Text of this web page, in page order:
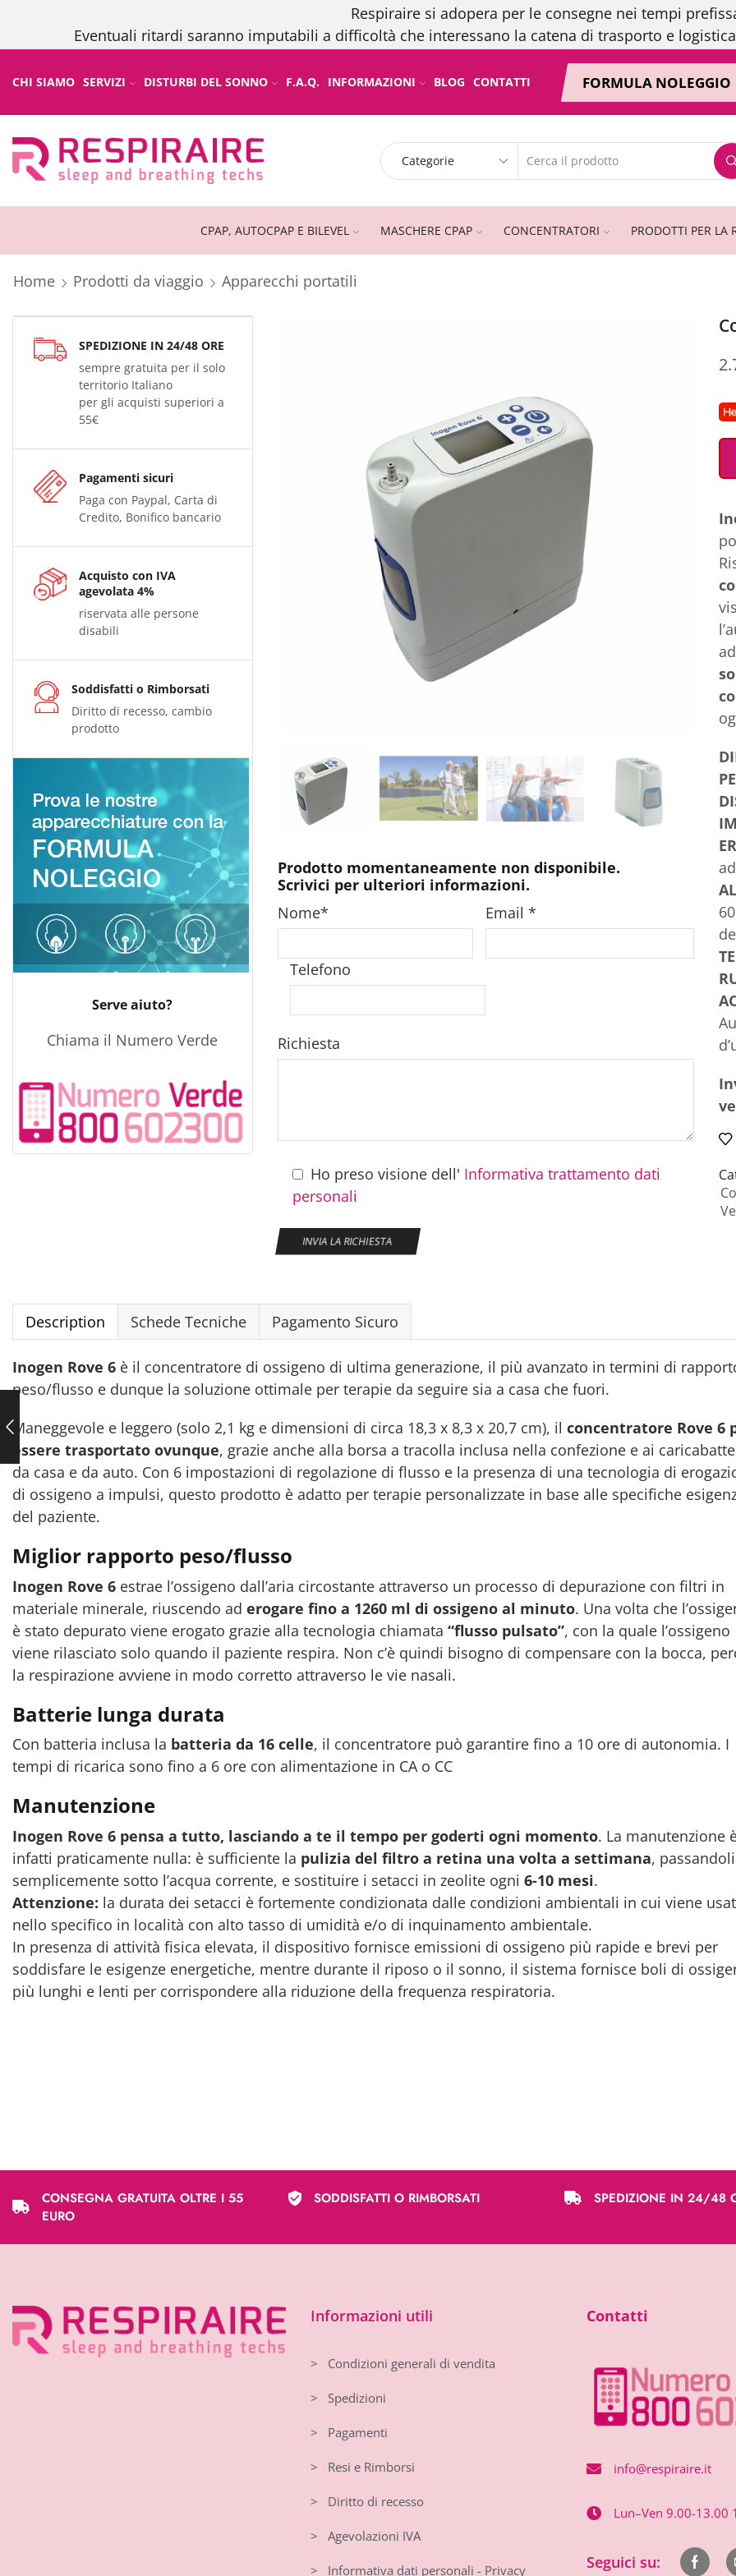
Respiraire si adopera per le consegne nei tempi
Eventuali ritardi saranno imputabili a difficoltà che interessano la catena di trasporto e
CHI SIAMO SERVIZI DISTURBI DEL SONNO F.A.Q. INFORMAZIONI BLOG CONTATTI FORMULA NOLEGGIO
CPAP, AUTOCPAP E BILEVEL MASCHERE CPAP CONCENTRATORI PRODOTTI PER LA
Home Prodotti da viaggio Apparecchi portatili
SPEDIZIONE IN 24/48 ORE
sempre gratuita per il solo
territorio Italiano
per gli acquisti superiori a
55€
Pagamenti sicuri
Paga con Paypal, Carta di
Credito, Bonifico bancario
Acquisto con IVA
agevolata 4%
riservata alle persone
disabili
Soddisfatti o Rimborsati
Diritto di recesso, cambio
prodotto
Serve aiuto?
Chiama il Numero Verde
Prodotto momentaneamente non disponibile.
Scrivici per ulteriori informazioni.
Nome* Email*
Telefono
Richiesta
Ho preso visione dell' Informativa trattamento dati
personali
Description Schede Tecniche Pagamento Sicuro
Inogen Rove 6 è il concentratore di ossigeno di ultima generazione, il più avanzato in termini di
peso/flusso e dunque la soluzione ottimale per terapie da seguire sia a casa che fuori.
Maneggevole e leggero (solo 2,1 kg e dimensioni di circa 18,3 x 8,3 x 20,7 cm), il concentratore Rove 6
essere trasportato ovunque, grazie anche alla borsa a tracolla inclusa nella confezione e ai
da casa e da auto. Con 6 impostazioni di regolazione di flusso e la presenza di una tecnologia di
di ossigeno a impulsi, questo prodotto è adatto per terapie personalizzate in base alle specifiche
del paziente.
Miglior rapporto peso/flusso
Inogen Rove 6 estrae l’ossigeno dall’aria circostante attraverso un processo di depurazione con filtri in
materiale minerale, riuscendo ad erogare fino a 1260 ml di ossigeno al minuto. Una volta che
è stato depurato viene erogato grazie alla tecnologia chiamata “flusso pulsato”, con la quale l’ossigeno
viene rilasciato solo quando il paziente respira. Non c’è quindi bisogno di compensare con la bocca,
la respirazione avviene in modo corretto attraverso le vie nasali.
Batterie lunga durata
Con batteria inclusa la batteria da 16 celle, il concentratore può garantire fino a 10 ore di autonomia. I
tempi di ricarica sono fino a 6 ore con alimentazione in CA o CC
Manutenzione
Inogen Rove 6 pensa a tutto, lasciando a te il tempo per goderti ogni momento. La manutenzione
infatti praticamente nulla: è sufficiente la pulizia del filtro a retina una volta a settimana, passandoli
semplicemente sotto l’acqua corrente, e sostituire i setacci in zeolite ogni 6-10 mesi.
Attenzione: la durata dei setacci è fortemente condizionata dalle condizioni ambientali in cui viene
nello specifico in località con alto tasso di umidità e/o di inquinamento ambientale.
In presenza di attività fisica elevata, il dispositivo fornisce emissioni di ossigeno più rapide e brevi per
soddisfare le esigenze energetiche, mentre durante il riposo o il sonno, il sistema fornisce boli di
più lunghi e lenti per corrispondere alla riduzione della frequenza respiratoria.
CONSEGNA GRATUITA OLTRE I 55
EURO
SODDISFATTI O RIMBORSATI SPEDIZIONE IN 24/48
Informazioni utili
> Condizioni generali di vendita
> Spedizioni
> Pagamenti
> Resi e Rimborsi
> Diritto di recesso
> Agevolazioni IVA
> Informativa dati personali - Privacy
Contatti
info@respiraire.it
Lun–Ven 9.00-13.00
Seguici su: